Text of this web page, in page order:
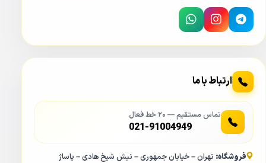
ارتباط با ما
تماس مستقیم — ۲۰ خط فعال
021-91004949
فروشگاه: تهران – خیابان جمهوری – نبش شیخ هادی – پاساژ